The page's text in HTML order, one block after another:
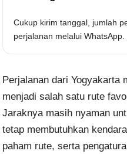
Cukup kirim tanggal, jumlah
perjalanan melalui WhatsApp.
Perjalanan dari Yogyakarta
menjadi salah satu rute
Jaraknya masih nyaman
tetap membutuhkan
paham rute, serta